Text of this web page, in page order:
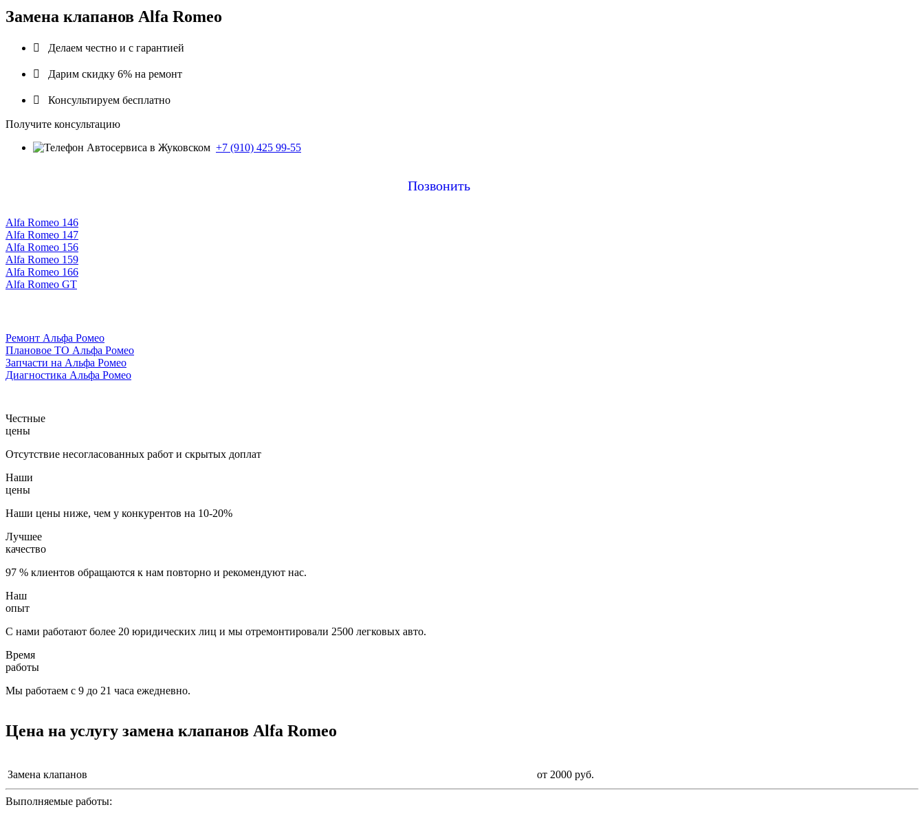
Замена клапанов Alfa Romeo
 Делаем честно и с гарантией
 Дарим скидку 6% на ремонт
 Консультируем бесплатно
Получите консультацию
+7 (910) 425 99-55
Позвонить
Alfa Romeo 146
Alfa Romeo 147
Alfa Romeo 156
Alfa Romeo 159
Alfa Romeo 166
Alfa Romeo GT
Ремонт Альфа Ромео
Плановое ТО Альфа Ромео
Запчасти на Альфа Ромео
Диагностика Альфа Ромео
Честные
цены
Отсутствие несогласованных работ и скрытых доплат
Наши
цены
Наши цены ниже, чем у конкурентов на 10-20%
Лучшее
качество
97 % клиентов обращаются к нам повторно и рекомендуют нас.
Наш
опыт
С нами работают более 20 юридических лиц и мы отремонтировали 2500 легковых авто.
Время
работы
Мы работаем с 9 до 21 часа ежедневно.
Цена на услугу замена клапанов Alfa Romeo
Замена клапанов от 2000 руб.
Выполняемые работы: